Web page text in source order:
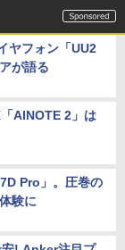
ヤフォン「UU2
が語る
AINOTE 2」は
Pro」。圧巻の
験に